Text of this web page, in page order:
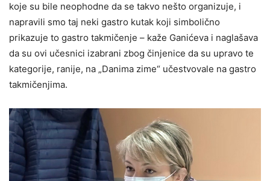
koje su bile neophodne da se takvo nešto organizuje, i
napravili smo taj neki gastro kutak koji simbolično
prikazuje to gastro takmičenje – kaže Ganićeva i naglašava
da su ovi učesnici izabrani zbog činjenice da su upravo te
kategorije, ranije, na „Danima zime“ učestvovale na gastro
takmičenjima.